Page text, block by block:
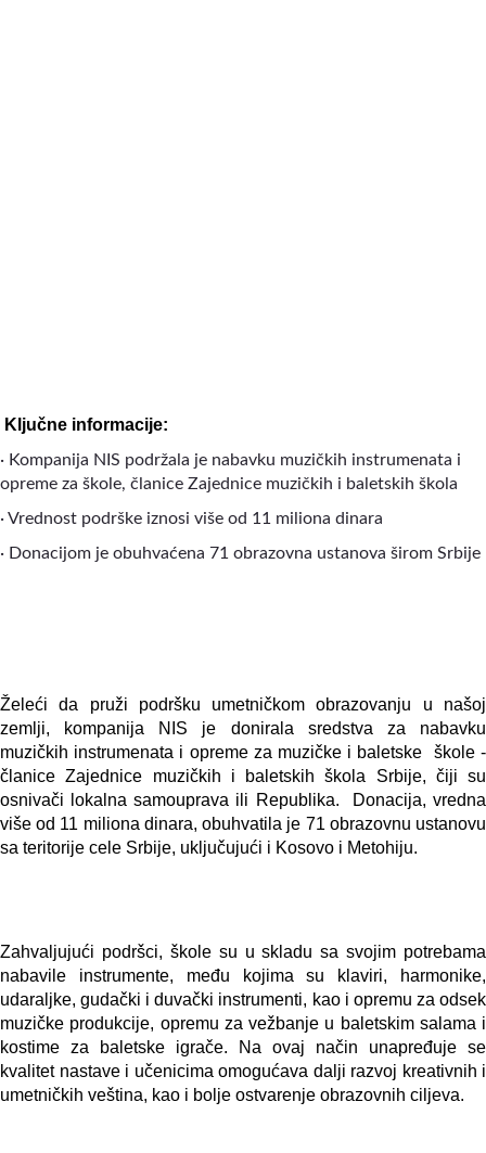
Ključne informacije:
· Kompanija NIS podržala je nabavku muzičkih instrumenata i
opreme za škole, članice Zajednice muzičkih i baletskih škola
· Vrednost podrške iznosi više od 11 miliona dinara
· Donacijom je obuhvaćena 71 obrazovna ustanova širom Srbije
Želeći da pruži podršku umetničkom obrazovanju u našoj
zemlji, kompanija NIS je donirala sredstva za nabavku
muzičkih instrumenata i opreme za muzičke i baletske škole -
članice Zajednice muzičkih i baletskih škola Srbije, čiji su
osnivači lokalna samouprava ili Republika. Donacija, vredna
više od 11 miliona dinara, obuhvatila je 71 obrazovnu ustanovu
sa teritorije cele Srbije, uključujući i Kosovo i Metohiju.
Zahvaljujući podršci, škole su u skladu sa svojim potrebama
nabavile instrumente, među kojima su klaviri, harmonike,
udaraljke, gudački i duvački instrumenti, kao i opremu za odsek
muzičke produkcije, opremu za vežbanje u baletskim salama i
kostime za baletske igrače. Na ovaj način unapređuje se
kvalitet nastave i učenicima omogućava dalji razvoj kreativnih i
umetničkih veština, kao i bolje ostvarenje obrazovnih ciljeva.